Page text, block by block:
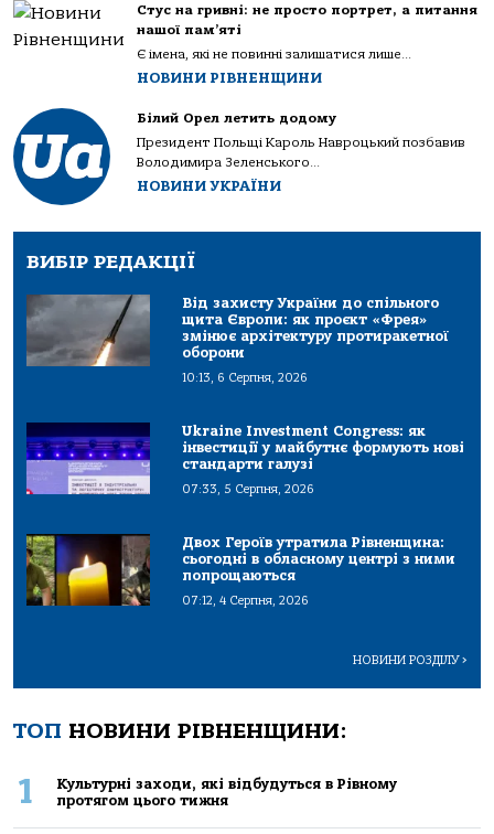
Стус на гривні: не просто портрет, а питання
нашої пам’яті
Є імена, які не повинні залишатися лише...
НОВИНИ РІВНЕНЩИНИ
Білий Орел летить додому
Президент Польщі Кароль Навроцький позбавив
Володимира Зеленського...
НОВИНИ УКРАЇНИ
ВИБІР РЕДАКЦІЇ
Від захисту України до спільного
щита Європи: як проєкт «Фрея»
змінює архітектуру протиракетної
оборони
10:13, 6 Серпня, 2026
Ukraine Investment Congress: як
інвестиції у майбутнє формують нові
стандарти галузі
07:33, 5 Серпня, 2026
Двох Героїв утратила Рівненщина:
сьогодні в обласному центрі з ними
попрощаються
07:12, 4 Серпня, 2026
НОВИНИ РОЗДІЛУ>
ТОП НОВИНИ РІВНЕНЩИНИ:
1
Культурні заходи, які відбудуться в Рівному
протягом цього тижня